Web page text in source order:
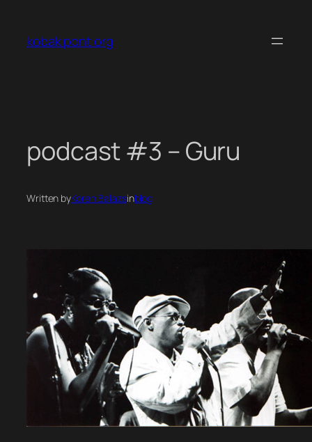
tartalomhoz
kobak pont org
podcast #3 – Guru
Written byKoren Balazsinblog